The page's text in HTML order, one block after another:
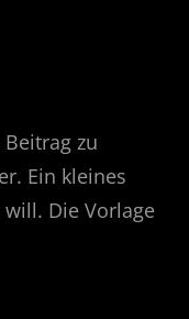
zu
Ein kleines
will. Die Vorlage